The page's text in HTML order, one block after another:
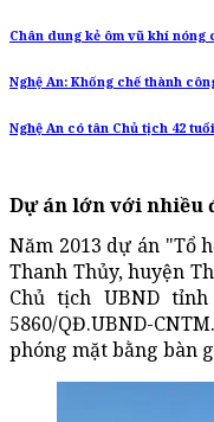
Chân dung kẻ ôm vũ khí nóng
Nghệ An: Khống chế thành
Nghệ An có tân Chủ tịch 42 tuổi
Dự án lớn với nhiều
Năm 2013 dự án "Tổ
Thanh Thủy, huyện
Chủ tịch UBND
5860/QĐ.UBND-
phóng mặt bằng bàn